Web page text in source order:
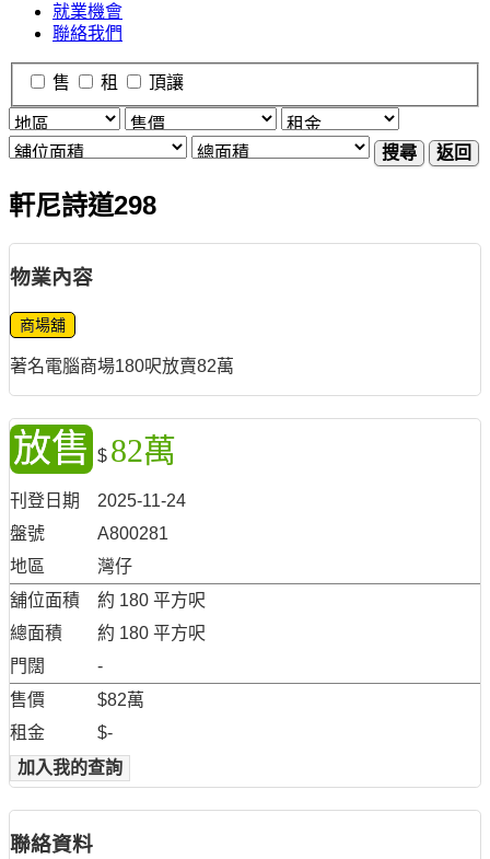
就業機會
聯絡我們
售 租 頂讓
搜尋 返回
軒尼詩道298
物業內容
商場舖
著名電腦商場180呎放賣82萬
放售 $ 82萬
刊登日期
2025-11-24
盤號
A800281
地區
灣仔
舖位面積
約 180 平方呎
總面積
約 180 平方呎
門闊
-
售價
$82萬
租金
$-
加入我的查詢
聯絡資料